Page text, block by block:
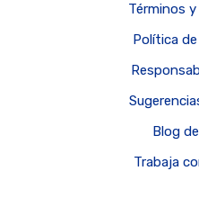
Términos
Política
Blog
Trabaja